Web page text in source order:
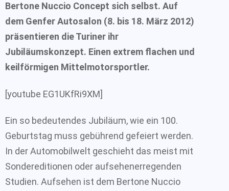
Bertone Nuccio Concept sich selbst. Auf
dem Genfer Autosalon (8. bis 18. März 2012)
präsentieren die Turiner ihr
Jubiläumskonzept. Einen extrem flachen und
keilförmigen Mittelmotorsportler.
[youtube EG1UKfRi9XM]
Ein so bedeutendes Jubiläum, wie ein 100.
Geburtstag muss gebührend gefeiert werden.
In der Automobilwelt geschieht das meist mit
Sondereditionen oder aufsehenerregenden
Studien. Aufsehen ist dem Bertone Nuccio